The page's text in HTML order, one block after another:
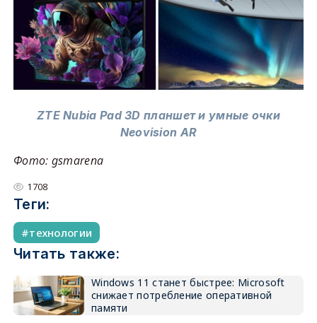
ZTE Nubia Pad 3D планшет и умные очки
Neovision AR
Фото: gsmarena
1708
Теги:
технологии
Читать также:
Windows 11 станет быстрее: Microsoft
снижает потребление оперативной
памяти